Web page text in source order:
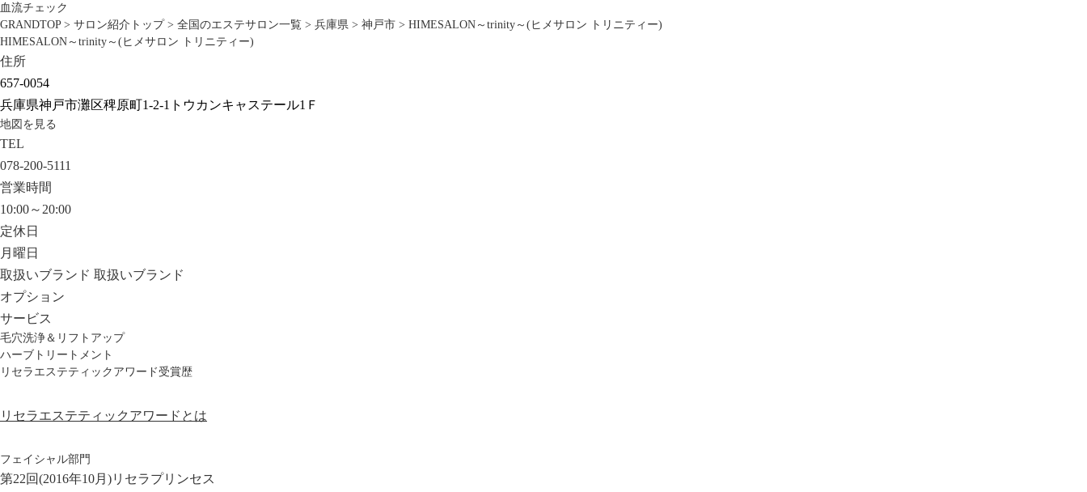
血流チェック
GRANDTOP > サロン紹介トップ > 全国のエステサロン一覧 > 兵庫県 > 神戸市 > HIMESALON～trinity～(ヒメサロン トリニティー)
HIMESALON～trinity～(ヒメサロン トリニティー)
住所
657-0054
兵庫県神戸市灘区稗原町1-2-1トウカンキャステール1Ｆ
地図を見る
TEL
078-200-5111
営業時間
10:00～20:00
定休日
月曜日
取扱いブランド 取扱いブランド
オプション
サービス
毛穴洗浄＆リフトアップ
ハーブトリートメント
リセラエステティックアワード受賞歴
リセラエステティックアワードとは
フェイシャル部門
第22回(2016年10月)リセラプリンセス